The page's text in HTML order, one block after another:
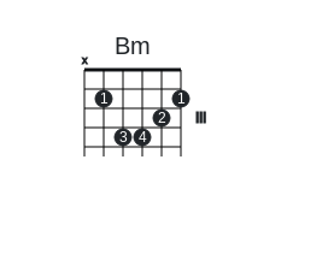
Bm
x
1
3 4
2
1